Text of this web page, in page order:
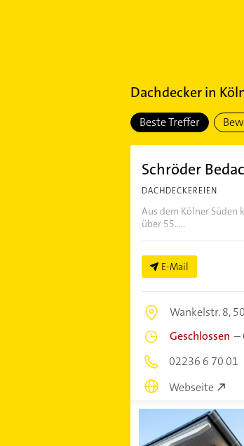
Dachdeckerin
Beste Treffer
Schröder
DACHDECKEREIEN
Aus dem Kölner Süden
über 55.....
E-Mail
Wankelstr. 8,
Geschlossen –
02236 6 70 01
Webseite